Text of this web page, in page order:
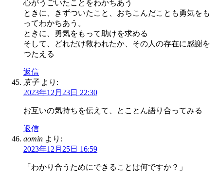
心がうごいたことをわかちあう
ときに、きずついたこと、おちこんだことも勇気をも
ってわかちあう。
ときに、勇気をもって助けを求める
そして、どれだけ救われたか、その人の存在に感謝を
つたえる
返信
京子 より:
2023年12月23日 22:30
お互いの気持ちを伝えて、とことん語り合ってみる
返信
aomin より:
2023年12月25日 16:59
「わかり合うためにできることは何ですか？」